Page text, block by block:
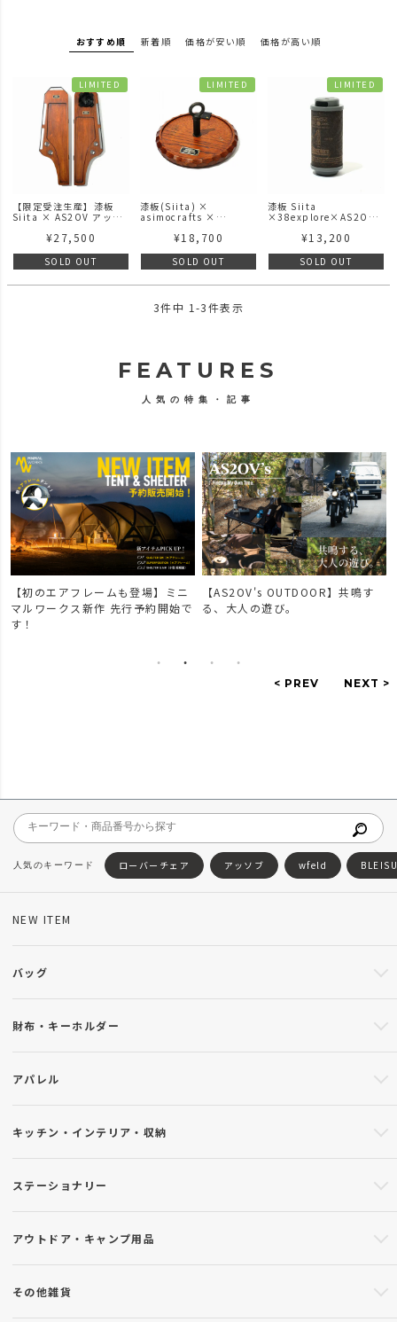
おすすめ順 新着順 価格が安い順 価格が高い順
LIMITED
【限定受注生産】漆板
Siita × AS2OV アッソ
SIDE TABLE SET for
ローバーチェアサイドテ
ーブル セット 漆塗
¥27,500
SOLD OUT
LIMITED
漆板(Siita) ×
asimocrafts ×
ket × AS2OV /
ズル 別注
¥18,700
SOLD OUT
LIMITED
漆板 Siita
×38explore×AS2OV
¥13,200
SOLD OUT
3件中 1 -3件表示
FEATURES
人気の特集・記事
【初のエアフレームも登場】ミニ
マルワークス新作 先行予約開始で
す！
【AS2OV's OUTDOOR】共鳴す
る、大人の遊び。
ローバーチェア アッソブ wfeld
NEW ITEM
バッグ
財布・キーホルダー
アパレル
キッチン・インテリア・収納
ステーショナリー
アウトドア・キャンプ用品
その他雑貨